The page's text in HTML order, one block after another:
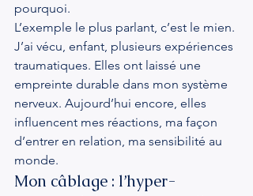
pourquoi.
L’exemple le plus parlant, c’est le mien.
J’ai vécu, enfant, plusieurs expériences
traumatiques. Elles ont laissé une
empreinte durable dans mon système
nerveux. Aujourd’hui encore, elles
influencent mes réactions, ma façon
d’entrer en relation, ma sensibilité au
monde.
Mon câblage : l’hyper-